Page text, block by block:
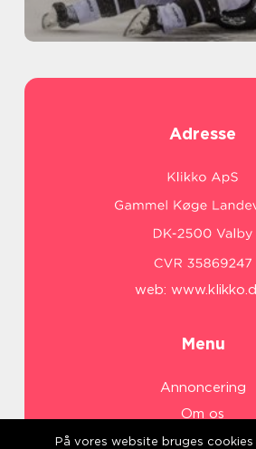
Adresse
web:
Menu
Annoncering
Om os
Cookies
På vores website bruges